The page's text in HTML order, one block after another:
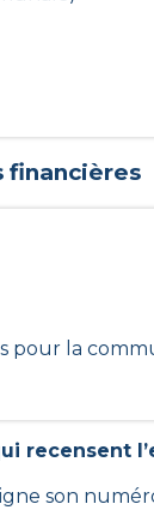
financières
pour la
recensent
son